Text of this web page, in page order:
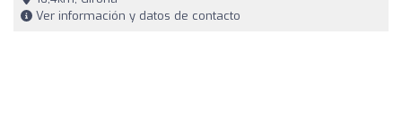
Ver información y datos de contacto